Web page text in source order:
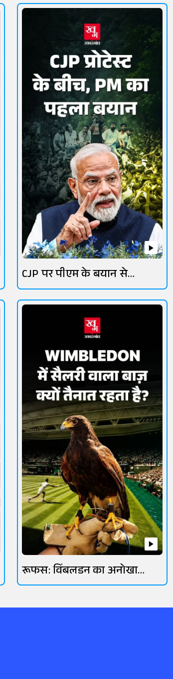
CJP पर पीएम के बयान से
सियासत तेज
रूफस: विंबलडन का अनोखा
आसमानी रक्षक